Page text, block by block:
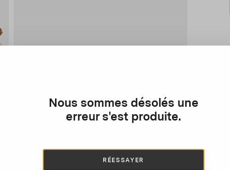
Nous sommes désolés une
erreur s'est produite.
RÉESSAYER